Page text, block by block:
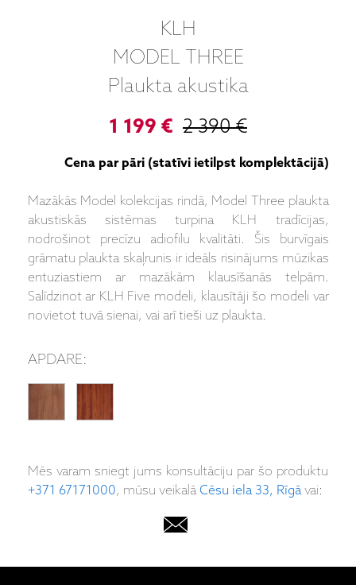
KLH
MODEL THREE
Plaukta akustika
1 199 € 2 390 €
Cena par pāri (statīvi ietilpst komplektācijā)
Mazākās Model kolekcijas rindā, Model Three plaukta
akustiskās sistēmas turpina KLH tradīcijas,
nodrošinot precīzu adiofilu kvalitāti. Šis burvīgais
grāmatu plaukta skaļrunis ir ideāls risinājums mūzikas
entuziastiem ar mazākām klausīšanās telpām.
Salīdzinot ar KLH Five modeli, klausītāji šo modeli var
novietot tuvā sienai, vai arī tieši uz plaukta.
APDARE:
Mēs varam sniegt jums konsultāciju par šo produktu
+371 67171000, mūsu veikalāCēsu iela 33, Rīgāvai: